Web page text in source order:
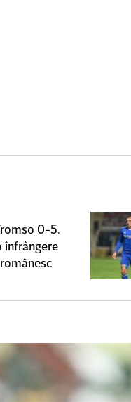
0-5.
înfrângere